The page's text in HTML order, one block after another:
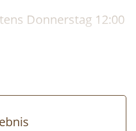
Donnerstag 12:00